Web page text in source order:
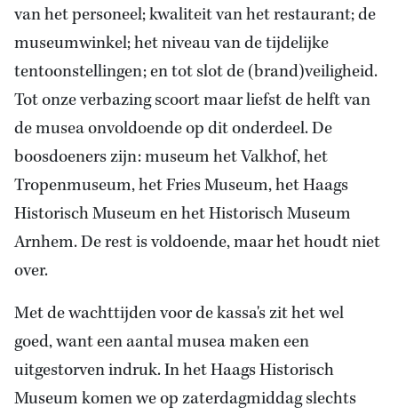
van het personeel; kwaliteit van het restaurant; de
museumwinkel; het niveau van de tijdelijke
tentoonstellingen; en tot slot de (brand)veiligheid.
Tot onze verbazing scoort maar liefst de helft van
de musea onvoldoende op dit onderdeel. De
boosdoeners zijn: museum het Valkhof, het
Tropenmuseum, het Fries Museum, het Haags
Historisch Museum en het Historisch Museum
Arnhem. De rest is voldoende, maar het houdt niet
over.
Met de wachttijden voor de kassa's zit het wel
goed, want een aantal musea maken een
uitgestorven indruk. In het Haags Historisch
Museum komen we op zaterdagmiddag slechts